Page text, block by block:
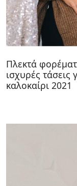
Πλεκτά
ισχυρές τάσεις
καλοκαίρι 2021